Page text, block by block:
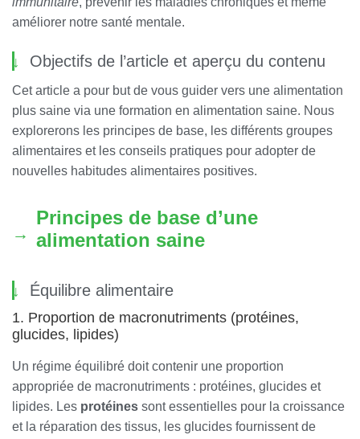
améliorer notre santé mentale.
Objectifs de l’article et aperçu du contenu
Cet article a pour but de vous guider vers une alimentation
plus saine via une formation en alimentation saine. Nous
explorerons les principes de base, les différents groupes
alimentaires et les conseils pratiques pour adopter de
nouvelles habitudes alimentaires positives.
Principes de base d’une
alimentation saine
Équilibre alimentaire
1. Proportion de macronutriments (protéines,
glucides, lipides)
Un régime équilibré doit contenir une proportion
appropriée de macronutriments : protéines, glucides et
lipides. Les protéines sont essentielles pour la croissance
et la réparation des tissus, les glucides fournissent de